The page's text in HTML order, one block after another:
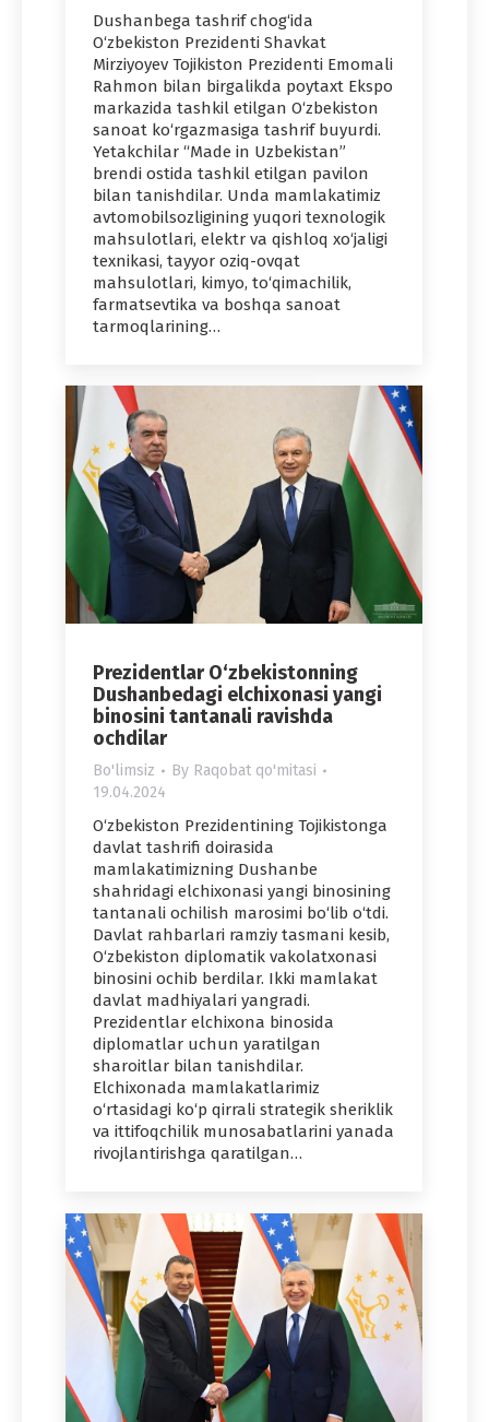
Dushanbega tashrif chog‘ida
O‘zbekiston Prezidenti Shavkat
Mirziyoyev Tojikiston Prezidenti Emomali
Rahmon bilan birgalikda poytaxt Ekspo
markazida tashkil etilgan O‘zbekiston
sanoat ko‘rgazmasiga tashrif buyurdi.
Yetakchilar “Made in Uzbekistan”
brendi ostida tashkil etilgan pavilon
bilan tanishdilar. Unda mamlakatimiz
avtomobilsozligining yuqori texnologik
mahsulotlari, elektr va qishloq xo‘jaligi
texnikasi, tayyor oziq-ovqat
mahsulotlari, kimyo, to‘qimachilik,
farmatsevtika va boshqa sanoat
tarmoqlarining…
Prezidentlar O‘zbekistonning
Dushanbedagi elchixonasi yangi
binosini tantanali ravishda
ochdilar
Bo'limsiz By Raqobat qo'mitasi
19.04.2024
O‘zbekiston Prezidentining Tojikistonga
davlat tashrifi doirasida
mamlakatimizning Dushanbe
shahridagi elchixonasi yangi binosining
tantanali ochilish marosimi bo‘lib o‘tdi.
Davlat rahbarlari ramziy tasmani kesib,
O‘zbekiston diplomatik vakolatxonasi
binosini ochib berdilar. Ikki mamlakat
davlat madhiyalari yangradi.
Prezidentlar elchixona binosida
diplomatlar uchun yaratilgan
sharoitlar bilan tanishdilar.
Elchixonada mamlakatlarimiz
o‘rtasidagi ko‘p qirrali strategik sheriklik
va ittifoqchilik munosabatlarini yanada
rivojlantirishga qaratilgan…